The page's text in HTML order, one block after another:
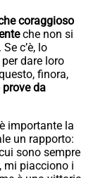
coraggioso
che non si
c’è, lo
dare loro
finora,
da
importante la
un rapporto:
sono sempre
mi piacciono i